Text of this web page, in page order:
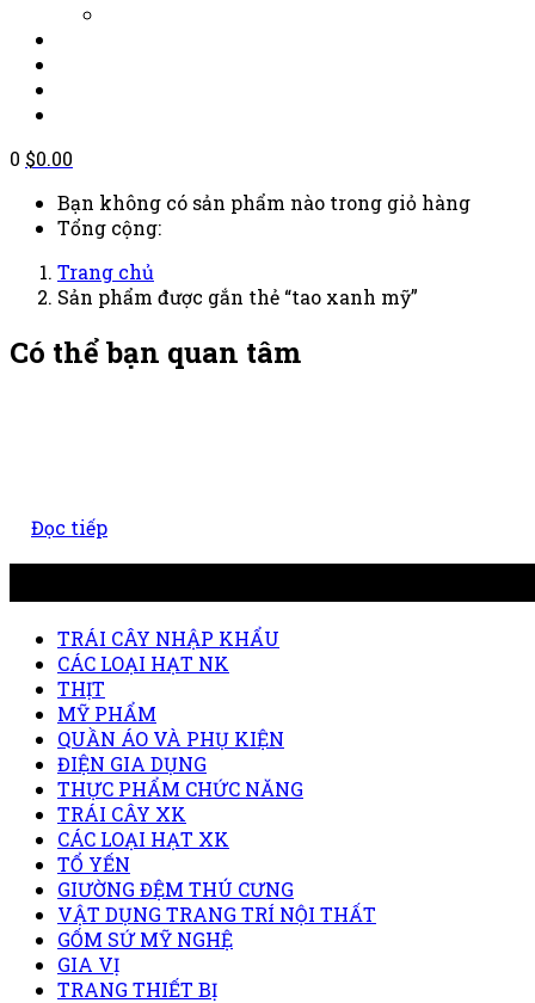
0 $0.00
Bạn không có sản phẩm nào trong giỏ hàng
Tổng cộng:
Trang chủ
Sản phẩm được gắn thẻ “tao xanh mỹ”
Có thể bạn quan tâm
Đọc tiếp
TRÁI CÂY NHẬP KHẨU
CÁC LOẠI HẠT NK
THỊT
MỸ PHẨM
QUẦN ÁO VÀ PHỤ KIỆN
ĐIỆN GIA DỤNG
THỰC PHẨM CHỨC NĂNG
TRÁI CÂY XK
CÁC LOẠI HẠT XK
TỔ YẾN
GIƯỜNG ĐỆM THÚ CƯNG
VẬT DỤNG TRANG TRÍ NỘI THẤT
GỐM SỨ MỸ NGHỆ
GIA VỊ
TRANG THIẾT BỊ